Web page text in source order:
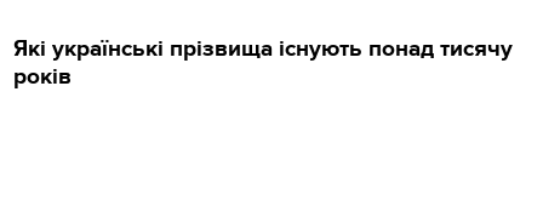
Які українські прізвища існують понад тисячу
років